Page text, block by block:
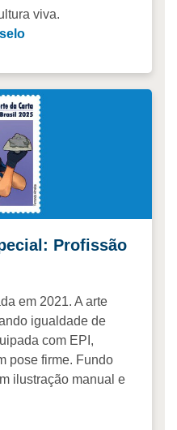
viva.
Profissão
em 2021. A arte
igualdade de
com EPI,
pose firme. Fundo
ilustração manual e